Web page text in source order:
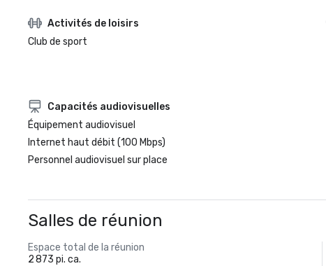
Activités de loisirs
Club de sport
Capacités audiovisuelles
Équipement audiovisuel
Internet haut débit (100 Mbps)
Personnel audiovisuel sur place
Salles de réunion
Espace total de la réunion
2 873 pi. ca.